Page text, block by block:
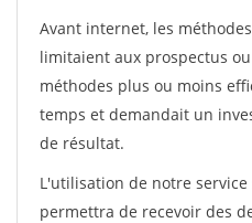
Avant internet, les
limitaient aux prospectus
méthodes plus ou moins
temps et demandait un
de résultat.
L'utilisation de notre
permettra de recevoir des